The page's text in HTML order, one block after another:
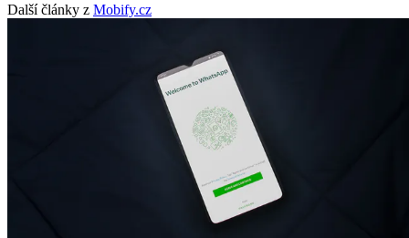
Další články z Mobify.cz